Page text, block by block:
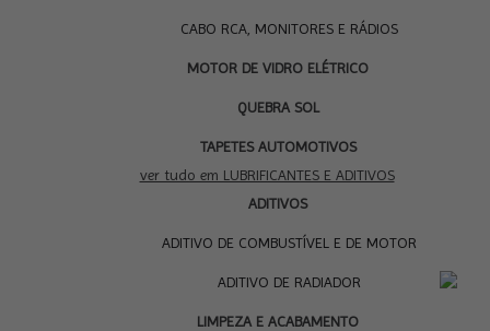
CABO RCA, MONITORES E RÁDIOS
MOTOR DE VIDRO ELÉTRICO
QUEBRA SOL
TAPETES AUTOMOTIVOS
ver tudo em LUBRIFICANTES E ADITIVOS
ADITIVOS
ADITIVO DE COMBUSTÍVEL E DE MOTOR
ADITIVO DE RADIADOR
LIMPEZA E ACABAMENTO